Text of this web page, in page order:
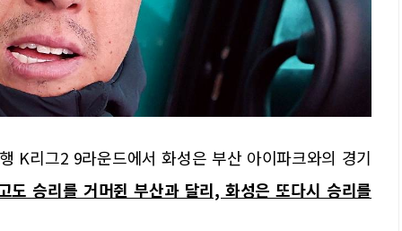
K리그2 9라운드에서 화성은 부산 아이파크와의 경기
도 승리를 거머쥔 부산과 달리, 화성은 또다시 승리를